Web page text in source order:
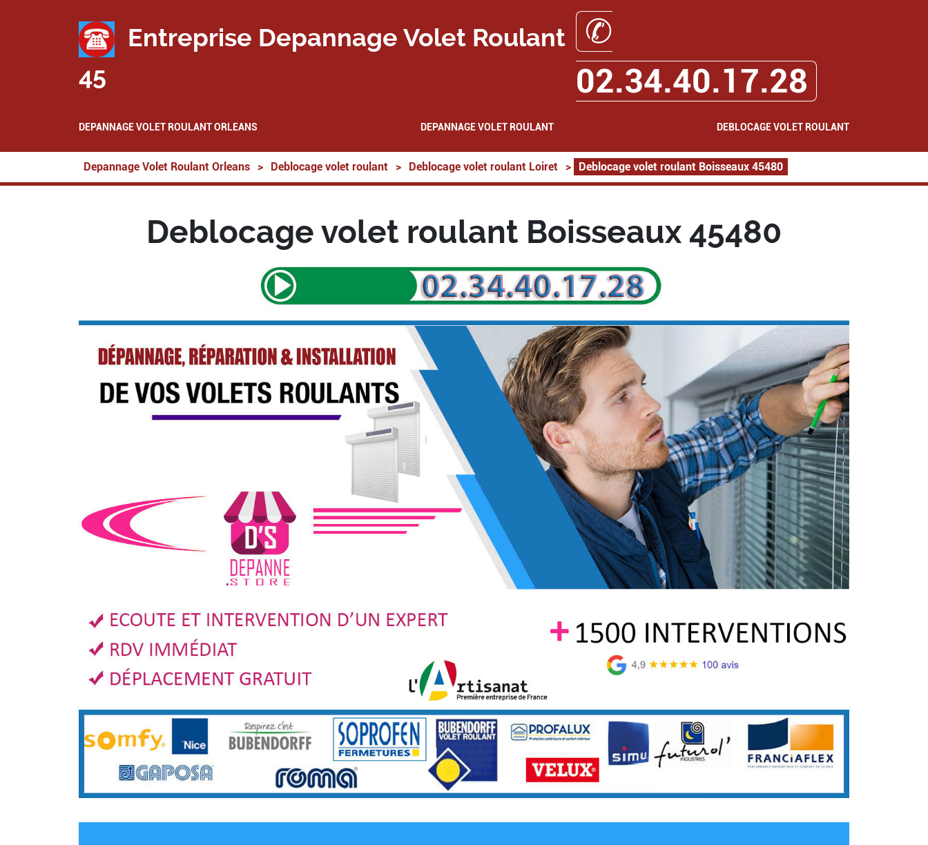
Entreprise Depannage Volet Roulant
45
✆
02.34.40.17.28
DEPANNAGE VOLET ROULANT ORLEANS DEPANNAGE VOLET ROULANT DEBLOCAGE VOLET ROULANT
Depannage Volet Roulant Orleans > Deblocage volet roulant > Deblocage volet roulant Loiret > Deblocage volet roulant Boisseaux 45480
Deblocage volet roulant Boisseaux 45480